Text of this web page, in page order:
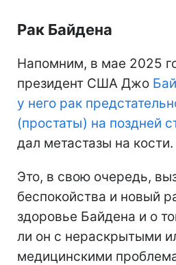
Рак Байдена
Напомним, в мае 2025
президент США Джо
у него рак
(простаты) на поздней
дал метастазы на кости.
Это, в свою очередь,
беспокойства и новый
здоровье Байдена и о
ли он с нераскрытыми
медицинскими